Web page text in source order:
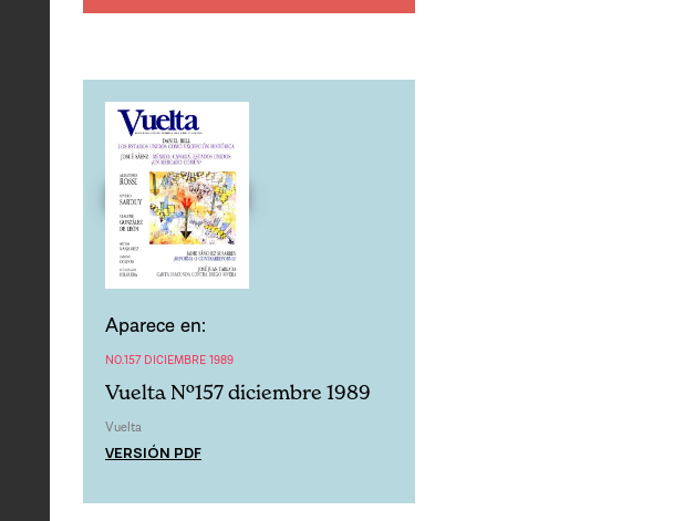
Aparece en:
NO.157 DICIEMBRE 1989
Vuelta Nº157 diciembre 1989
Vuelta
VERSIÓN PDF